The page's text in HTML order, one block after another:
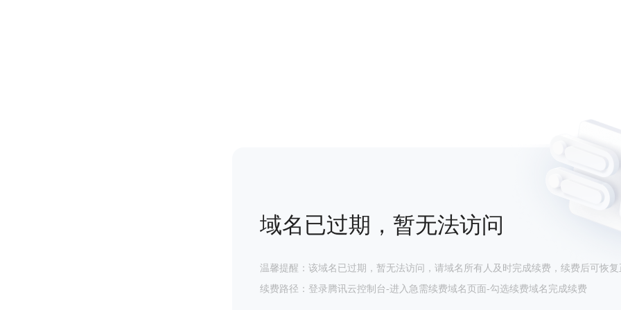
域名已过期，暂无法访问
温馨提醒：该域名已过期，暂无法访问，请域名所有人及时完成续费，续费后可恢复
续费路径：登录腾讯云控制台-进入急需续费域名页面-勾选续费域名完成续费